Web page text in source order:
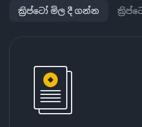
ක්‍රිප්ටෝ මිල දී ගන්න